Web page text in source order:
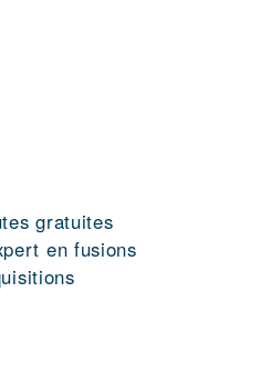
gratuites
en fusions